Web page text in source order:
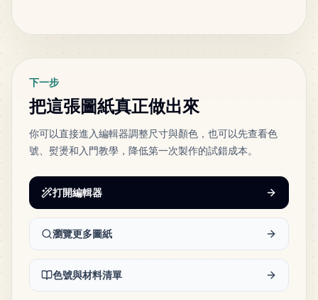
633
D17
MARD•MARD_D17
P12
H6
MARD•MARD_H6
545
H3 434
%
下一步
把這張圖紙真正做出來
你可以直接進入編輯器調整尺寸與顏色，也可以先查看色
號、熨燙和入門教學，降低第一次製作的試錯成本。
打開編輯器
瀏覽更多圖紙
色號與材料清單